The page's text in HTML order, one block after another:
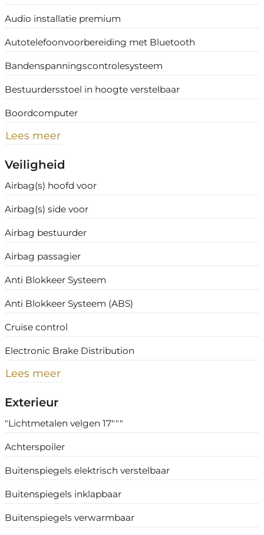
Audio installatie premium
Autotelefoonvoorbereiding met Bluetooth
Bandenspanningscontrolesysteem
Bestuurdersstoel in hoogte verstelbaar
Boordcomputer
Lees meer
Veiligheid
Airbag(s) hoofd voor
Airbag(s) side voor
Airbag bestuurder
Airbag passagier
Anti Blokkeer Systeem
Anti Blokkeer Systeem (ABS)
Cruise control
Electronic Brake Distribution
Lees meer
Exterieur
"Lichtmetalen velgen 17"""
Achterspoiler
Buitenspiegels elektrisch verstelbaar
Buitenspiegels inklapbaar
Buitenspiegels verwarmbaar